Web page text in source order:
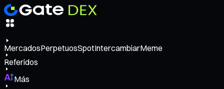
MercadosPerpetuosSpotIntercambiarMeme
Referidos
Más